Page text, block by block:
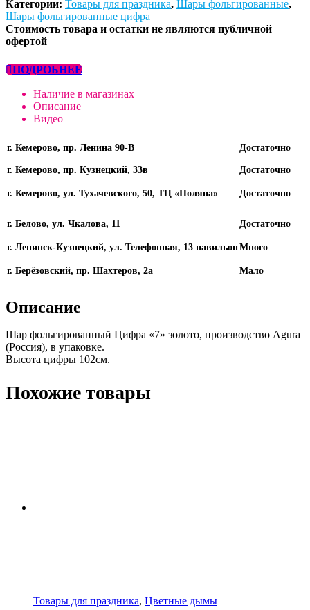
Категории: Товары для праздника, Шары фольгированные,
Шары фольгированные цифра
Стоимость товара и остатки не являются публичной
офертой
ПОДРОБНЕЕ
Наличие в магазинах
Описание
Видео
г. Кемерово, пр. Ленина 90-В Достаточно
г. Кемерово, пр. Кузнецкий, 33в Достаточно
г. Кемерово, ул. Тухачевского, 50, ТЦ «Поляна» Достаточно
г. Белово, ул. Чкалова, 11 Достаточно
г. Ленинск-Кузнецкий, ул. Телефонная, 13 павильонМного
г. Берёзовский, пр. Шахтеров, 2а Мало
Описание
Шар фольгированный Цифра «7» золото, производство Agura
(Россия), в упаковке.
Высота цифры 102см.
Похожие товары
Товары для праздника, Цветные дымы